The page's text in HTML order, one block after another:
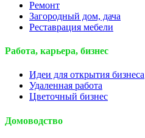
Ремонт
Загородный дом, дача
Реставрация мебели
Работа, карьера, бизнес
Идеи для открытия бизнеса
Удаленная работа
Цветочный бизнес
Домоводство